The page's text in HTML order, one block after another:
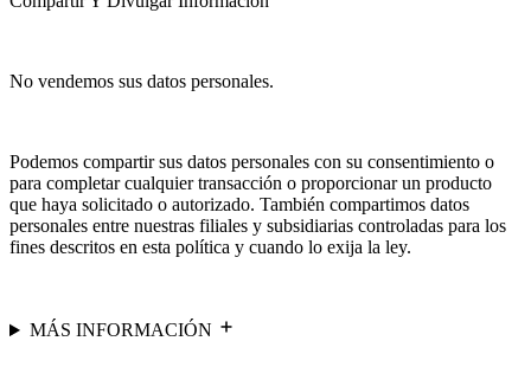
No vendemos sus datos personales.
Podemos compartir sus datos personales con su consentimiento o
para completar cualquier transacción o proporcionar un producto
que haya solicitado o autorizado. También compartimos datos
personales entre nuestras filiales y subsidiarias controladas para los
fines descritos en esta política y cuando lo exija la ley.
MÁS INFORMACIÓN